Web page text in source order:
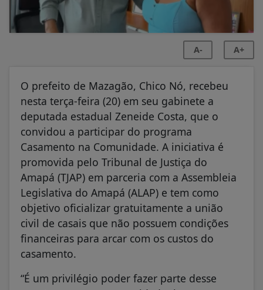
A- A+
O prefeito de Mazagão, Chico Nó, recebeu
nesta terça-feira (20) em seu gabinete a
deputada estadual Zeneide Costa, que o
convidou a participar do programa
Casamento na Comunidade. A iniciativa é
promovida pelo Tribunal de Justiça do
Amapá (TJAP) em parceria com a Assembleia
Legislativa do Amapá (ALAP) e tem como
objetivo oficializar gratuitamente a união
civil de casais que não possuem condições
financeiras para arcar com os custos do
casamento.
“É um privilégio poder fazer parte desse